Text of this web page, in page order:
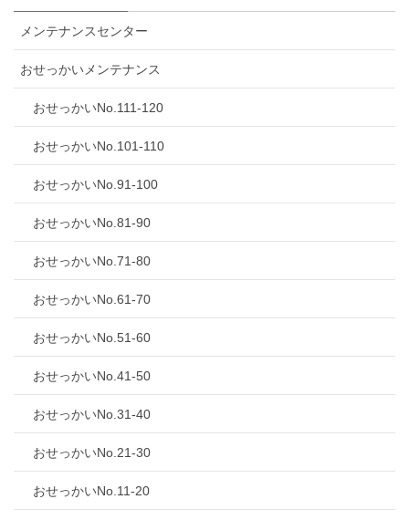
メンテナンスセンター
おせっかいメンテナンス
おせっかいNo.111-120
おせっかいNo.101-110
おせっかいNo.91-100
おせっかいNo.81-90
おせっかいNo.71-80
おせっかいNo.61-70
おせっかいNo.51-60
おせっかいNo.41-50
おせっかいNo.31-40
おせっかいNo.21-30
おせっかいNo.11-20